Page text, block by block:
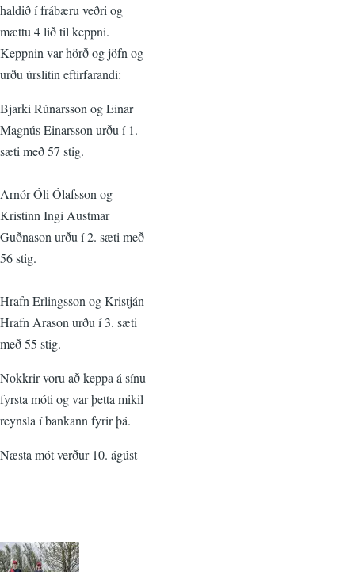
haldið í frábæru veðri og
mættu 4 lið til keppni.
Keppnin var hörð og jöfn og
urðu úrslitin eftirfarandi:
Bjarki Rúnarsson og Einar
Magnús Einarsson urðu í 1.
sæti með 57 stig.
Arnór Óli Ólafsson og
Kristinn Ingi Austmar
Guðnason urðu í 2. sæti með
56 stig.
Hrafn Erlingsson og Kristján
Hrafn Arason urðu í 3. sæti
með 55 stig.
Nokkrir voru að keppa á sínu
fyrsta móti og var þetta mikil
reynsla í bankann fyrir þá.
Næsta mót verður 10. ágúst